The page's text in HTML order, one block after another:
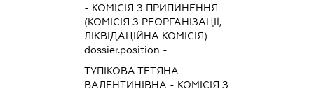
- КОМІСІЯ З ПРИПИНЕННЯ
(КОМІСІЯ З РЕОРГАНІЗАЦІЇ,
ЛІКВІДАЦІЙНА КОМІСІЯ)
dossier.position -
ТУПІКОВА ТЕТЯНА
ВАЛЕНТИНІВНА - КОМІСІЯ З